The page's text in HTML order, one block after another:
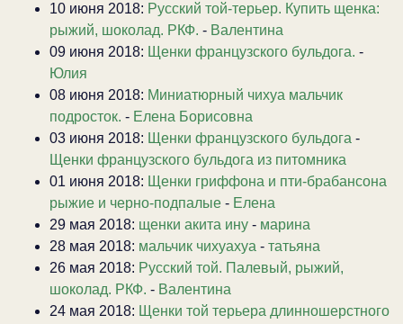
10 июня 2018: Русский той-терьер. Купить щенка:
рыжий, шоколад. РКФ. - Валентина
09 июня 2018: Щенки французского бульдога. -
Юлия
08 июня 2018: Миниатюрный чихуа мальчик
подросток. - Елена Борисовна
03 июня 2018: Щенки французского бульдога -
Щенки французского бульдога из питомника
01 июня 2018: Щенки гриффона и пти-брабансона
рыжие и черно-подпалые - Елена
29 мая 2018: щенки акита ину - марина
28 мая 2018: мальчик чихуахуа - татьяна
26 мая 2018: Русский той. Палевый, рыжий,
шоколад. РКФ. - Валентина
24 мая 2018: Щенки той терьера длинношерстного